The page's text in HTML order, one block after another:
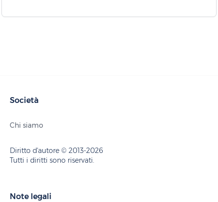
Società
Chi siamo
Diritto d'autore © 2013-2026
Tutti i diritti sono riservati.
Note legali